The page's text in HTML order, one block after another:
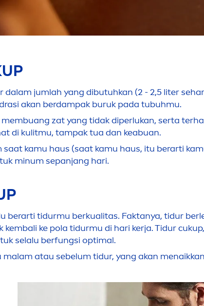
dalam jumlah yang dibutuhkan (2 - 2,5 liter
akan berdampak buruk pada tubuhmu.
membuang zat yang tidak diperlukan, serta
di kulitmu, tampak tua dan keabuan.
kamu haus (saat kamu haus, itu berarti
minum sepanjang hari.
berarti tidurmu berkualitas. Faktanya, tidur
ke pola tidurmu di hari kerja. Tidur
selalu berfungsi optimal.
atau sebelum tidur, yang akan men